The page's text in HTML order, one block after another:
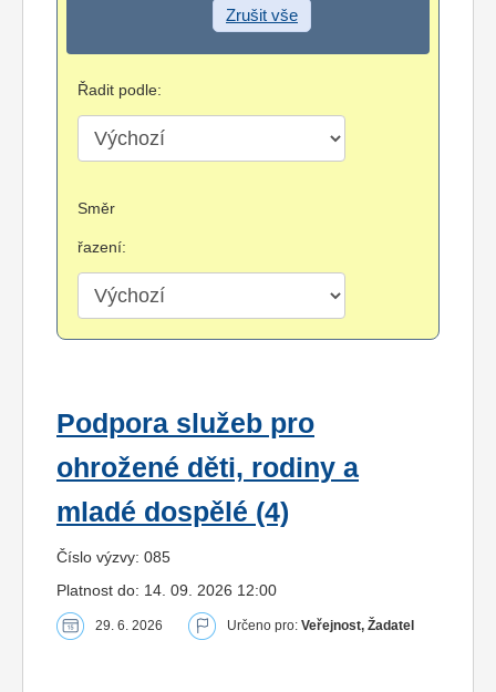
Zrušit vše
Řadit podle:
Směr
řazení:
Podpora služeb pro
ohrožené děti, rodiny a
mladé dospělé (4)
Číslo výzvy: 085
Platnost do: 14. 09. 2026 12:00
29. 6. 2026 Určeno pro: Veřejnost, Žadatel